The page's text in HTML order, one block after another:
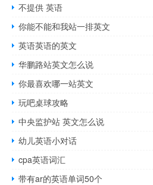
不提供 英语
你能不能和我站一排英文
英语英语的英文
华鹏路站英文怎么说
你最喜欢哪一站英文
玩吧桌球攻略
中央监护站 英文怎么说
幼儿英语小对话
cpa英语词汇
带有ar的英语单词50个